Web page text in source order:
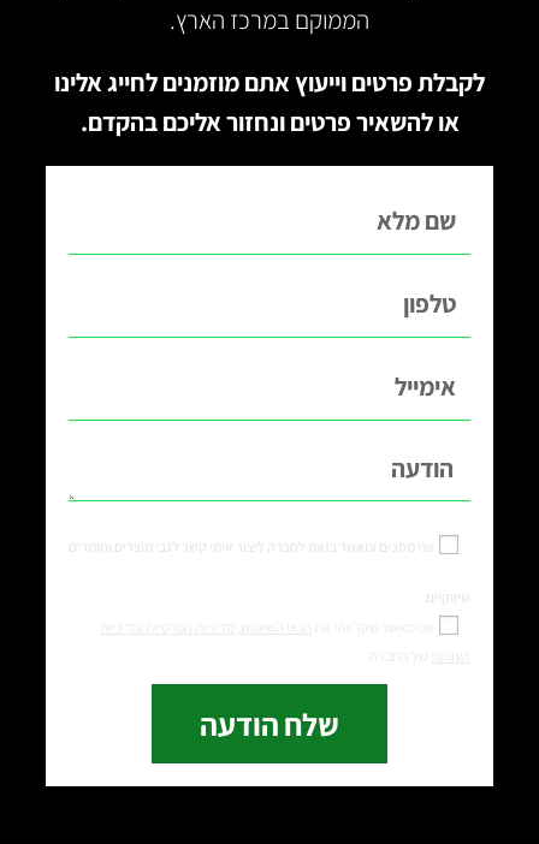
הממוקם במרכז הארץ.
לקבלת פרטים וייעוץ אתם מוזמנים לחייג אלינו
או להשאיר פרטים ונחזור אליכם בהקדם.
שלח הודעה